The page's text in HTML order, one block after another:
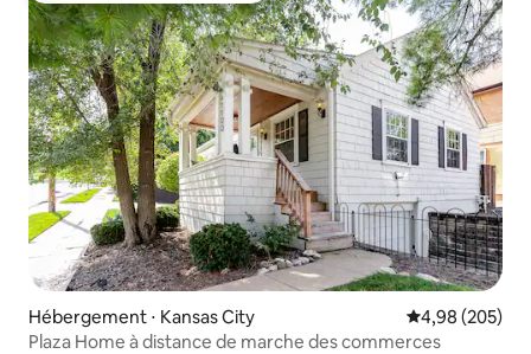
Hébergement ⋅ Kansas City Évaluation
4,98 (205)
Plaza Home à distance de marche des commerces